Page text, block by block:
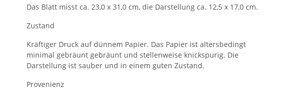
Das Blatt misst ca. 23,0 x 31,0 cm, die Darstellung ca. 12,5 x 17,0 cm.
Zustand
Kräftiger Druck auf dünnem Papier. Das Papier ist altersbedingt
minimal gebräunt gebräunt und stellenweise knickspurig. Die
Darstellung ist sauber und in einem guten Zustand.
Provenienz